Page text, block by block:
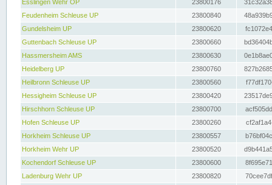
Esslingen Wehr OP
23800176
Feudenheim Schleuse UP
23800840
Gundelsheim UP
23800620
Guttenbach Schleuse UP
23800660
Hassmersheim AMS
23800630
Heidelberg UP
23800760
Heilbronn Schleuse UP
23800560
Hessigheim Schleuse UP
23800420
Hirschhorn Schleuse UP
23800700
Hofen Schleuse UP
23800260
Horkheim Schleuse UP
23800557
Horkheim Wehr UP
23800520
Kochendorf Schleuse UP
23800600
Ladenburg Wehr UP
23800820